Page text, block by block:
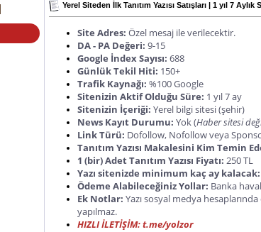
Yerel Siteden İlk Tanıtım Yazısı Satışları | 1 yıl 7
Site Adres: Özel mesaj ile verilecektir.
DA - PA Değeri: 9-15
Google İndex Sayısı: 688
Günlük Tekil Hiti: 150+
Trafik Kaynağı: %100 Google
Sitenizin Aktif Olduğu Süre: 1 yıl 7 ay
Sitenizin İçeriği: Yerel bilgi sitesi (şehir)
News Kayıt Durumu: Yok (Haber sitesi
Link Türü: Dofollow, Nofollow veya
Tanıtım Yazısı Makalesini Kim Temin
1 (bir) Adet Tanıtım Yazısı Fiyatı: 250 TL
Yazı sitenizde minimum kaç ay kalacak:
Ödeme Alabileceğiniz Yollar: Banka
Ek Notlar: Yazı sosyal medya hesaplarında
yapılmaz.
HIZLI İLETİŞİM: t.me/yolzor